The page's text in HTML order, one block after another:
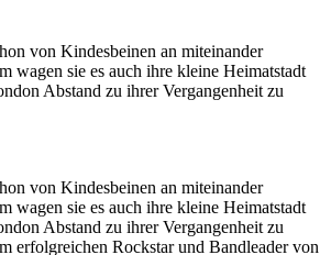
von Kindesbeinen an miteinander
wagen sie es auch ihre kleine Heimatstadt
Abstand zu ihrer Vergangenheit zu
von Kindesbeinen an miteinander
wagen sie es auch ihre kleine Heimatstadt
Abstand zu ihrer Vergangenheit zu
erfolgreichen Rockstar und Bandleader von